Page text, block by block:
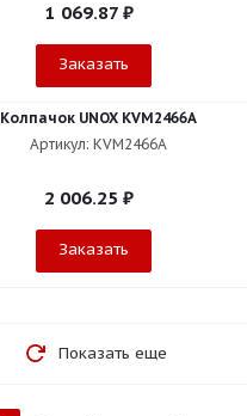
1 069.87₽
Заказать
Колпачок UNOX KVM2466A
Артикул: KVM2466A
2 006.25 ₽
Заказать
Показать еще